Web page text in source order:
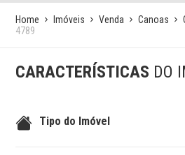
Home Imóveis Venda Canoas
4789
CARACTERÍSTICAS DO
Tipo do Imóvel